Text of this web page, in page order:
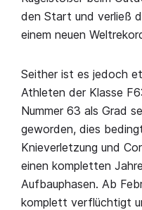
den Start und verließ
einem neuen
Seither ist es jedoch
Athleten der Klasse
Nummer 63 als Grad
geworden, dies
Knieverletzung und
einen kompletten
Aufbauphasen. Ab
komplett verflüchtigt